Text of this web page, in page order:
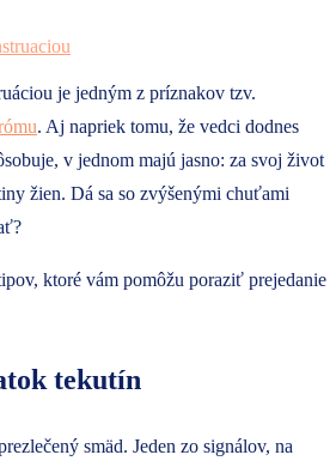
je jedným z príznakov tzv.
. Aj napriek tomu, že vedci dodnes
v jednom majú jasno: za svoj život
žien. Dá sa so zvýšenými chuťami
ktoré vám pomôžu poraziť prejedanie
tekutín
smäd. Jeden zo signálov, na